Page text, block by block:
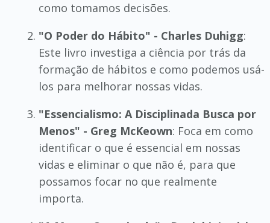
como tomamos decisões.
"O Poder do Hábito" - Charles Duhigg:
Este livro investiga a ciência por trás da
formação de hábitos e como podemos usá-
los para melhorar nossas vidas.
"Essencialismo: A Disciplinada Busca por
Menos" - Greg McKeown: Foca em como
identificar o que é essencial em nossas
vidas e eliminar o que não é, para que
possamos focar no que realmente
importa.